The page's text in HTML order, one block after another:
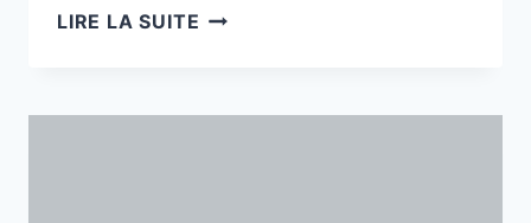
LIRE LA SUITE 15